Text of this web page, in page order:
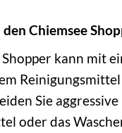
Chiemsee
kann mit
Sie aggressive
oder das